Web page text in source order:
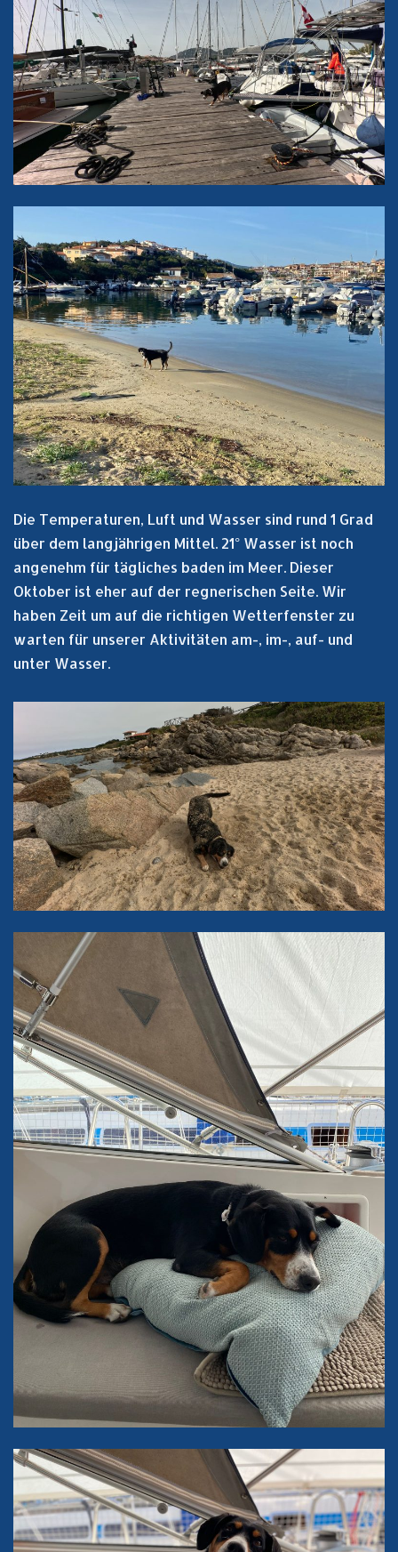
Die Temperaturen, Luft und Wasser sind rund 1 Grad
über dem langjährigen Mittel. 21° Wasser ist noch
angenehm für tägliches baden im Meer. Dieser
Oktober ist eher auf der regnerischen Seite. Wir
haben Zeit um auf die richtigen Wetterfenster zu
warten für unserer Aktivitäten am-, im-, auf- und
unter Wasser.